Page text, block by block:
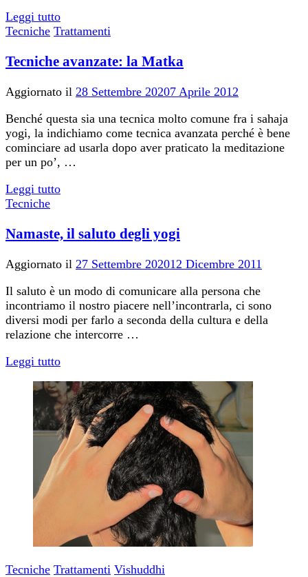
Leggi tutto
Tecniche Trattamenti
Tecniche avanzate: la Matka
Aggiornato il 28 Settembre 20207 Aprile 2012
Benché questa sia una tecnica molto comune fra i sahaja
yogi, la indichiamo come tecnica avanzata perché è bene
cominciare ad usarla dopo aver praticato la meditazione
per un po’, …
Leggi tutto
Tecniche
Namaste, il saluto degli yogi
Aggiornato il 27 Settembre 202012 Dicembre 2011
Il saluto è un modo di comunicare alla persona che
incontriamo il nostro piacere nell’incontrarla, ci sono
diversi modi per farlo a seconda della cultura e della
relazione che intercorre …
Leggi tutto
Tecniche Trattamenti Vishuddhi